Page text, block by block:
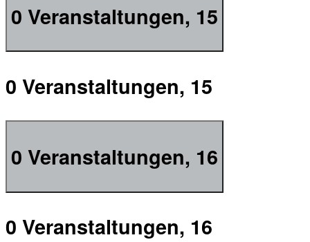
0 Veranstaltungen, 15
0 Veranstaltungen, 15
0 Veranstaltungen, 16
0 Veranstaltungen, 16